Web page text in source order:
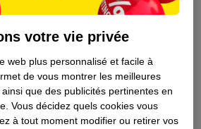
votre vie privée
web plus personnalisé et facile à
de vous montrer les meilleures
que des publicités pertinentes en
Vous décidez quels cookies vous
à tout moment modifier ou retirer vos